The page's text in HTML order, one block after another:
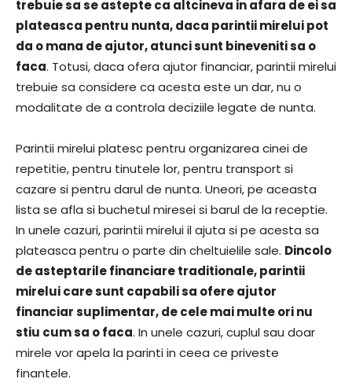
trebuie sa se astepte ca altcineva in afara de ei sa
plateasca pentru nunta, daca parintii mirelui pot
da o mana de ajutor, atunci sunt bineveniti sa o
faca. Totusi, daca ofera ajutor financiar, parintii mirelui
trebuie sa considere ca acesta este un dar, nu o
modalitate de a controla deciziile legate de nunta.
Parintii mirelui platesc pentru organizarea cinei de
repetitie, pentru tinutele lor, pentru transport si
cazare si pentru darul de nunta. Uneori, pe aceasta
lista se afla si buchetul miresei si barul de la receptie.
In unele cazuri, parintii mirelui il ajuta si pe acesta sa
plateasca pentru o parte din cheltuielile sale. Dincolo
de asteptarile financiare traditionale, parintii
mirelui care sunt capabili sa ofere ajutor
financiar suplimentar, de cele mai multe ori nu
stiu cum sa o faca. In unele cazuri, cuplul sau doar
mirele vor apela la parinti in ceea ce priveste
finantele.